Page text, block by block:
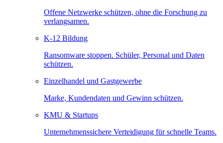
Offene Netzwerke schützen, ohne die Forschung zu
verlangsamen.
K-12 Bildung
Ransomware stoppen. Schüler, Personal und Daten
schützen.
Einzelhandel und Gastgewerbe
Marke, Kundendaten und Gewinn schützen.
KMU & Startups
Unternehmenssichere Verteidigung für schnelle Teams.